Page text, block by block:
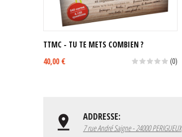
TTMC - TU TE METS COMBIEN ?
40,00 €
(0)
ADDRESSE:
7 rue André Saigne - 24000 PERIGUEUX